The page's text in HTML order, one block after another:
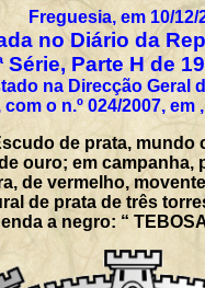
Freguesia, em 10/12/
no Diário da
Série, Parte H de
na Direcção Geral
com o n.º 024/2007, em
de prata, mundo
ouro; em campanha,
de vermelho,
de prata de três
a negro: “